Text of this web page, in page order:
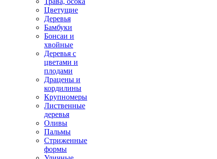
Цветущие
Деревья
Бамбуки
Бонсаи и
хвойные
Деревья с
цветами и
плодами
Драцены и
кордилины
Крупномеры
Лиственные
деревья
Оливы
Пальмы
Стриженные
формы